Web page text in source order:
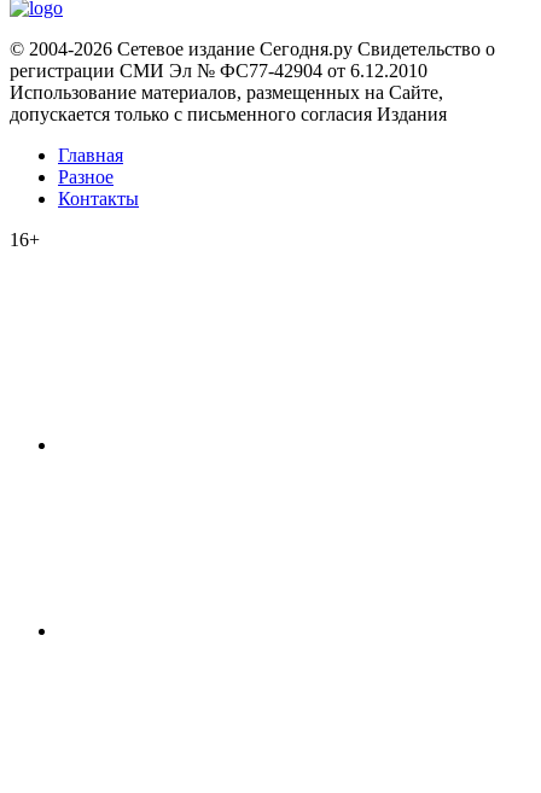
© 2004-2026 Сетевое издание Сегодня.ру Свидетельство о
регистрации СМИ Эл № ФС77-42904 от 6.12.2010
Использование материалов, размещенных на Сайте,
допускается только с письменного согласия Издания
Главная
Разное
Контакты
16+